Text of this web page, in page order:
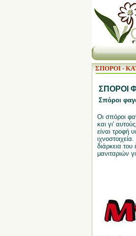
ΣΠΟΡΟΙ -
ΣΠΟΡΟΙ
Σπόροι
Οι σπόροι
και γι'
είναι τροφή
διάρκεια του
μανιταριών